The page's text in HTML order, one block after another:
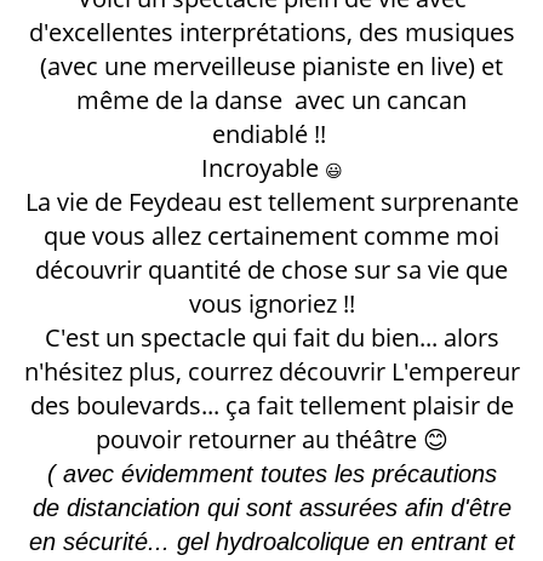
d'excellentes interprétations, des musiques
(avec une merveilleuse pianiste en live) et
même de la danse avec un cancan
endiablé !!
Incroyable 😃
La vie de Feydeau est tellement surprenante
que vous allez certainement comme moi
découvrir quantité de chose sur sa vie que
vous ignoriez !!
C'est un spectacle qui fait du bien... alors
n'hésitez plus, courrez découvrir L'empereur
des boulevards... ça fait tellement plaisir de
pouvoir retourner au théâtre 😊
( avec évidemment toutes les précautions
de distanciation qui sont assurées afin d'être
en sécurité... gel hydroalcolique en entrant et